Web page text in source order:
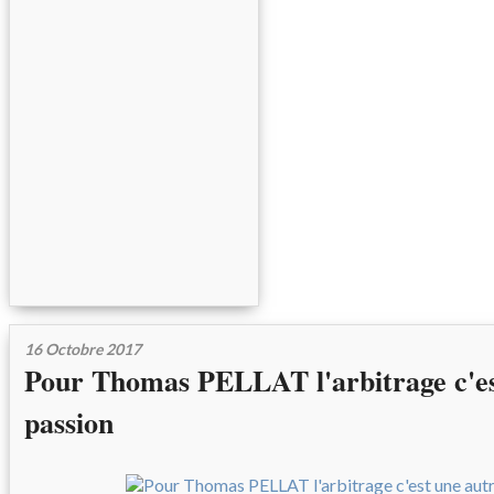
16 Octobre 2017
Pour Thomas PELLAT l'arbitrage
passion